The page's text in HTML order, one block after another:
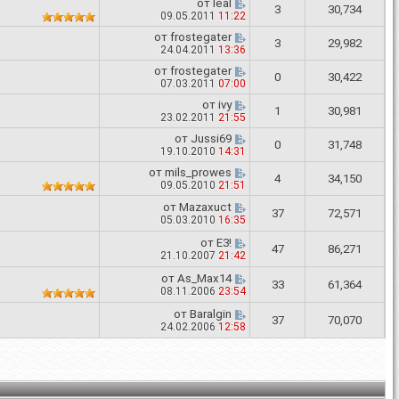
от leal
09.05.2011 11:22 3 30,734
от frostegater
24.04.2011 13:36 3 29,982
от frostegater
07.03.2011 07:00 0 30,422
от ivy
23.02.2011 21:55 1 30,981
от Jussi69
19.10.2010 14:31 0 31,748
от mils_prowes
09.05.2010 21:51 4 34,150
от Mazaxuct
05.03.2010 16:35 37 72,571
от E3!
21.10.2007 21:42 47 86,271
от As_Max14
08.11.2006 23:54 33 61,364
от Baralgin
24.02.2006 12:58 37 70,070